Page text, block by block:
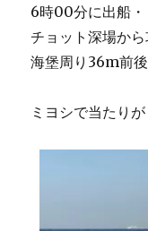
6時00分に出船・
チョット深場か
海堡周り36m前
ミヨシで当たりが